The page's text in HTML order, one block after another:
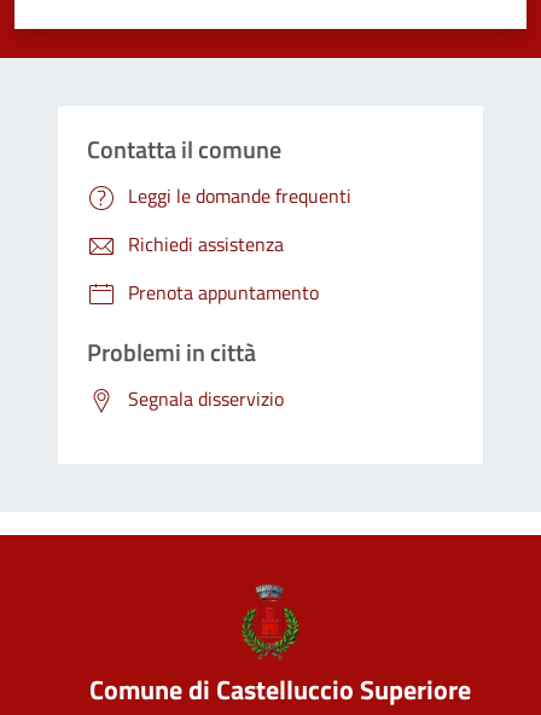
Contatta il comune
Leggi le domande frequenti
Richiedi assistenza
Prenota appuntamento
Problemi in città
Segnala disservizio
Comune di Castelluccio Superiore